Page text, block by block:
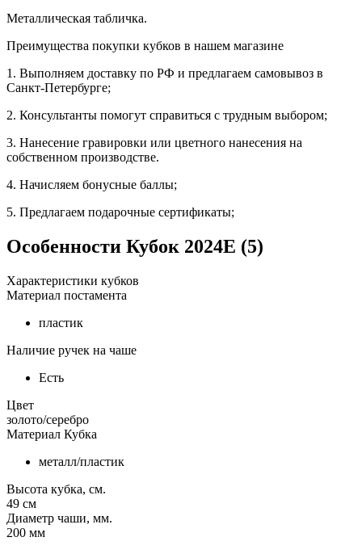
Металлическая табличка.
Преимущества покупки кубков в нашем магазине
1. Выполняем доставку по РФ и предлагаем самовывоз в
Санкт-Петербурге;
2. Консультанты помогут справиться с трудным выбором;
3. Нанесение гравировки или цветного нанесения на
собственном производстве.
4. Начисляем бонусные баллы;
5. Предлагаем подарочные сертификаты;
Особенности Кубок 2024E (5)
Характеристики кубков
Материал постамента
пластик
Наличие ручек на чаше
Есть
Цвет
золото/серебро
Материал Кубка
металл/пластик
Высота кубка, см.
49 см
Диаметр чаши, мм.
200 мм